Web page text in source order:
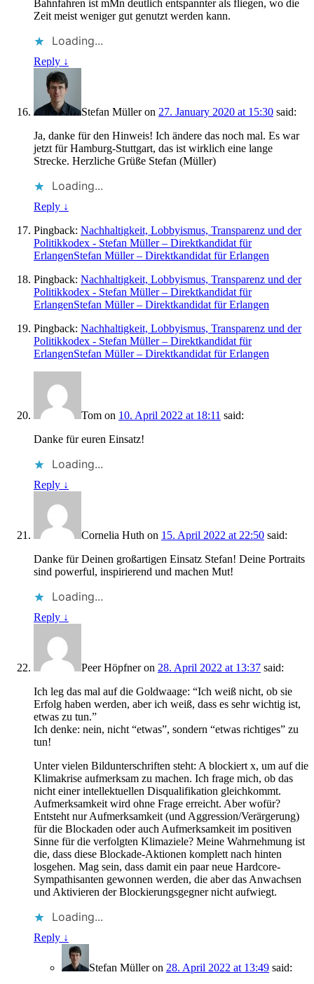
Bahnfahren ist mMn deutlich entspannter als fliegen, wo die
Zeit meist weniger gut genutzt werden kann.
Loading...
Reply ↓
Stefan Mülleron 27. January 2020 at 15:30 said:
Ja, danke für den Hinweis! Ich ändere das noch mal. Es war
jetzt für Hamburg-Stuttgart, das ist wirklich eine lange
Strecke. Herzliche Grüße Stefan (Müller)
Loading...
Reply ↓
Pingback: Nachhaltigkeit, Lobbyismus, Transparenz und der
Politikkodex - Stefan Müller – Direktkandidat für
ErlangenStefan Müller – Direktkandidat für Erlangen
Pingback: Nachhaltigkeit, Lobbyismus, Transparenz und der
Politikkodex - Stefan Müller – Direktkandidat für
ErlangenStefan Müller – Direktkandidat für Erlangen
Pingback: Nachhaltigkeit, Lobbyismus, Transparenz und der
Politikkodex - Stefan Müller – Direktkandidat für
ErlangenStefan Müller – Direktkandidat für Erlangen
Tom on 10. April 2022 at 18:11 said:
Danke für euren Einsatz!
Loading...
Reply ↓
Cornelia Huth on 15. April 2022 at 22:50 said:
Danke für Deinen großartigen Einsatz Stefan! Deine Portraits
sind powerful, inspirierend und machen Mut!
Loading...
Reply ↓
Peer Höpfneron 28. April 2022 at 13:37 said:
Ich leg das mal auf die Goldwaage: “Ich weiß nicht, ob sie
Erfolg haben werden, aber ich weiß, dass es sehr wichtig ist,
etwas zu tun.”
Ich denke: nein, nicht “etwas”, sondern “etwas richtiges” zu
tun!
Unter vielen Bildunterschriften steht: A blockiert x, um auf die
Klimakrise aufmerksam zu machen. Ich frage mich, ob das
nicht einer intellektuellen Disqualifikation gleichkommt.
Aufmerksamkeit wird ohne Frage erreicht. Aber wofür?
Entsteht nur Aufmerksamkeit (und Aggression/Verärgerung)
für die Blockaden oder auch Aufmerksamkeit im positiven
Sinne für die verfolgten Klimaziele? Meine Wahrnehmung ist
die, dass diese Blockade-Aktionen komplett nach hinten
losgehen. Mag sein, dass damit ein paar neue Hardcore-
Sympathisanten gewonnen werden, die aber das Anwachsen
und Aktivieren der Blockierungsgegner nicht aufwiegt.
Loading...
Reply ↓
Stefan Mülleron 28. April 2022 at 13:49 said: